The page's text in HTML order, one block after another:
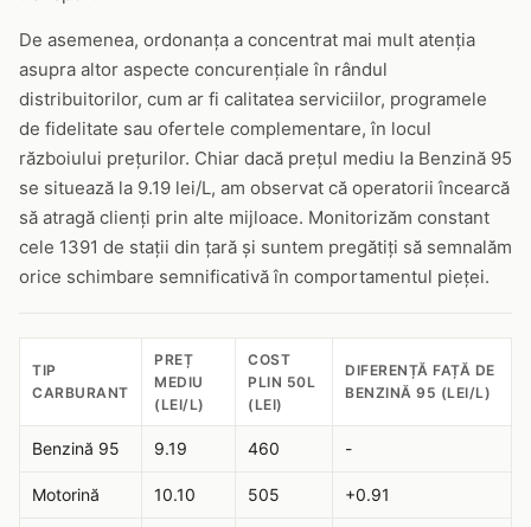
De asemenea, ordonanța a concentrat mai mult atenția
asupra altor aspecte concurențiale în rândul
distribuitorilor, cum ar fi calitatea serviciilor, programele
de fidelitate sau ofertele complementare, în locul
războiului prețurilor. Chiar dacă prețul mediu la Benzină 95
se situează la 9.19 lei/L, am observat că operatorii încearcă
să atragă clienți prin alte mijloace. Monitorizăm constant
cele 1391 de stații din țară și suntem pregătiți să semnalăm
orice schimbare semnificativă în comportamentul pieței.
TIP
CARBURANT
PREȚ
MEDIU
(LEI/L)
COST
PLIN 50L
(LEI)
DIFERENȚĂ FAȚĂ DE
BENZINĂ 95 (LEI/L)
Benzină 95 9.19 460 -
Motorină 10.10 505 +0.91